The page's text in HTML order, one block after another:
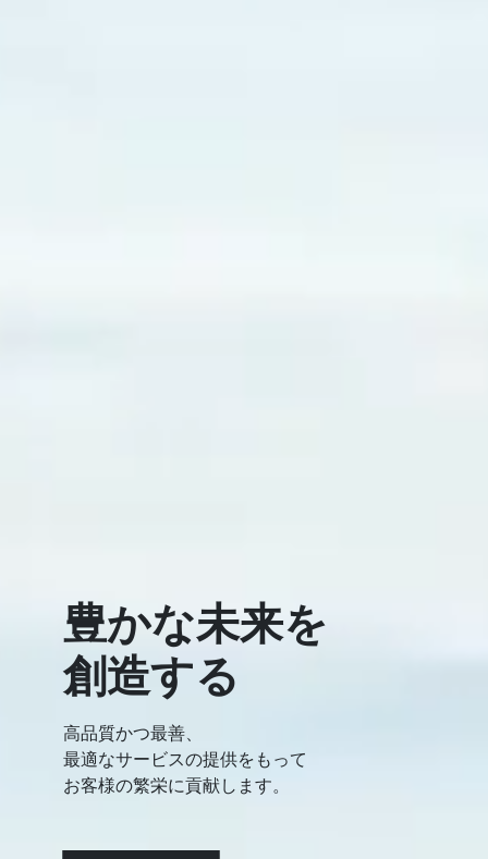
豊かな未来を
創造する
高品質かつ最善、
最適なサービスの提供をもって
お客様の繁栄に貢献します。